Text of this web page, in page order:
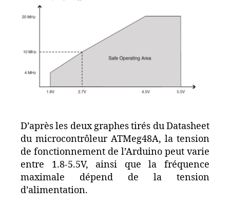
D’après les deux graphes tirés du Datasheet
du microcontrôleur ATMeg48A, la tension
de fonctionnement de l’Arduino peut varie
entre 1.8-5.5V, ainsi que la fréquence
maximale dépend de la tension
d’alimentation.